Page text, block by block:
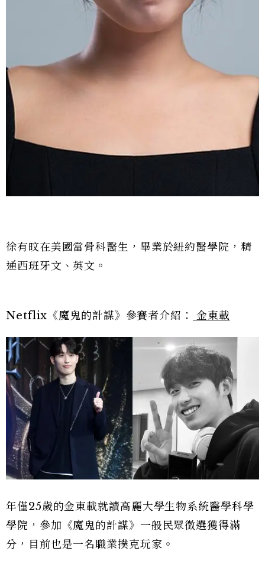
徐有旼在美國當骨科醫生，畢業於紐約醫學院，精
通西班牙文、英文。
Netflix《魔鬼的計謀》參賽者介紹： 金東載
年僅25歲的金東載就讀高麗大學生物系統醫學科學
學院，參加《魔鬼的計謀》一般民眾徵選獲得滿
分，目前也是一名職業撲克玩家。